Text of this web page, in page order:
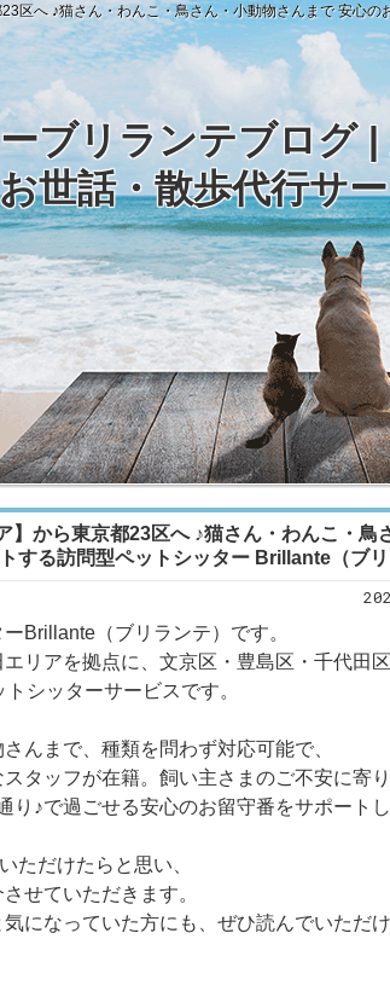
区へ ♪猫さん・わんこ・鳥さん・小動物さんまで 安心
ブリランテブログ |
世話・散歩代行サ
】から東京都23区へ ♪猫さん・わんこ・鳥
する訪問型ペットシッター Brillante（ブ
Brillante（ブリランテ）です。
リアを拠点に、文京区・豊島区・千代田区
シッターサービスです。
んまで、種類を問わず対応可能で、
タッフが在籍。飼い主さまのご不安に寄り
り♪で過ごせる安心のお留守番をサポートし
ただけたらと思い、
せていただきます。
になっていた方にも、ぜひ読んでいただ